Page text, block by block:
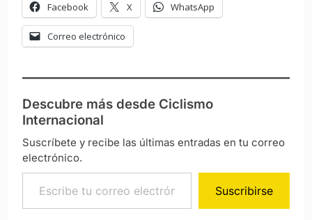
Facebook X WhatsApp
Correo electrónico
Descubre más desde Ciclismo
Internacional
Suscríbete y recibe las últimas entradas en tu correo
electrónico.
Escribe tu correo electrónico…
Suscribirse